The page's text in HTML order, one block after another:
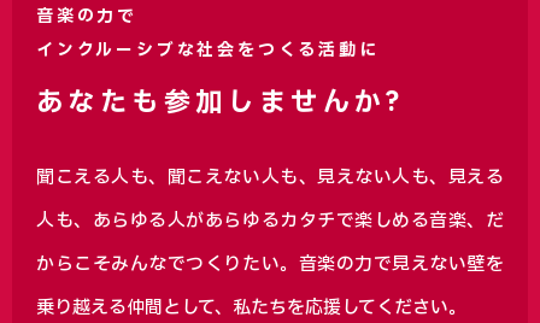
音楽の力で
インクルーシブな社会をつくる活動に
あなたも参加しませんか?
聞こえる人も、聞こえない人も、見えない人も、見える
人も、あらゆる人があらゆるカタチで楽しめる音楽、 だ
からこそみんなでつくりたい。音楽の力で見えない壁を
乗り越える仲間として、私たちを応援してください。